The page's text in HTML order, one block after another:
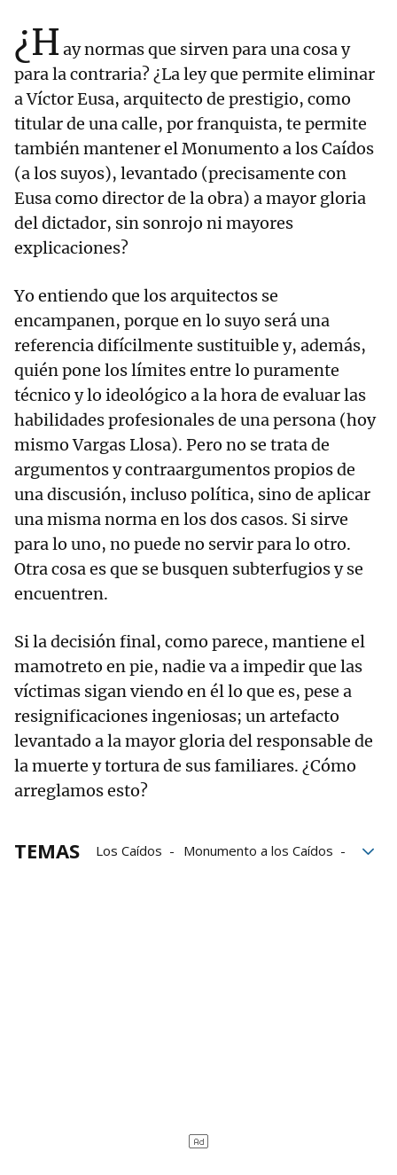
¿H ay normas que sirven para una cosa y
para la contraria? ¿La ley que permite eliminar
a Víctor Eusa, arquitecto de prestigio, como
titular de una calle, por franquista, te permite
también mantener el Monumento a los Caídos
(a los suyos), levantado (precisamente con
Eusa como director de la obra) a mayor gloria
del dictador, sin sonrojo ni mayores
explicaciones?
Yo entiendo que los arquitectos se
encampanen, porque en lo suyo será una
referencia difícilmente sustituible y, además,
quién pone los límites entre lo puramente
técnico y lo ideológico a la hora de evaluar las
habilidades profesionales de una persona (hoy
mismo Vargas Llosa). Pero no se trata de
argumentos y contraargumentos propios de
una discusión, incluso política, sino de aplicar
una misma norma en los dos casos. Si sirve
para lo uno, no puede no servir para lo otro.
Otra cosa es que se busquen subterfugios y se
encuentren.
Si la decisión final, como parece, mantiene el
mamotreto en pie, nadie va a impedir que las
víctimas sigan viendo en él lo que es, pese a
resignificaciones ingeniosas; un artefacto
levantado a la mayor gloria del responsable de
la muerte y tortura de sus familiares. ¿Cómo
arreglamos esto?
TEMAS Los Caídos
Monumento a los Caídos